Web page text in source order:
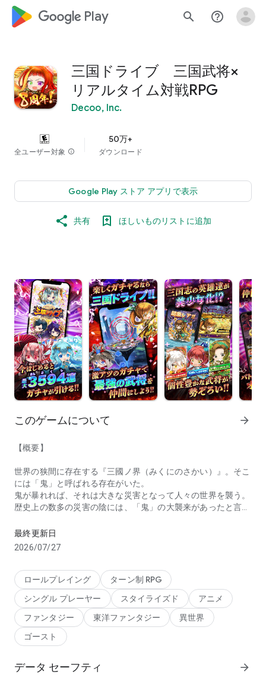
google_logo Play search help_outline
三国ドライブ 三国武将×
リアルタイム対戦RPG
Decoo, Inc.
全ユーザー対象 info
50万+
ダウンロード
Google Play ストア アプリで表示
共有 ほしいものリストに追加
このゲームについて arrow_forward
【概要】
世界の狭間に存在する『三國ノ界（みくにのさかい）』。そこ
には「鬼」と呼ばれる存在がいた。
鬼が暴れれば、それは大きな災害となって人々の世界を襲う。
歴史上の数多の災害の陰には、「鬼」の大襲来があったと言い
そんな世界の狭間、三國ノ界で人知れず「鬼」と戦う勇敢な少
女たちがいた…
【ゲームの特徴】
☆あの三国志の武将たちが大暴れ！？☆
三国志時代に活躍した『あの武将たち』があらたな世界で大暴
れ！？
劉備、曹操、孫権などなど、個性的なキャラクターたちと『戦
最終更新日
2026/07/27
ロールプレイング
ターン制 RPG
シングル プレーヤー
スタイライズド
アニメ
ファンタジー
東洋ファンタジー
異世界
ゴースト
データ セーフティ arrow_forward